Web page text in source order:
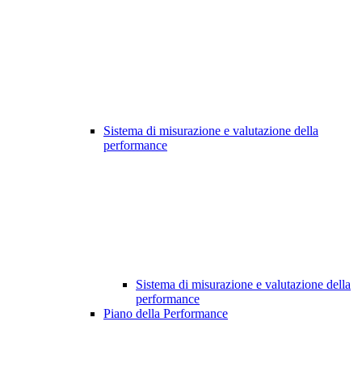
Sistema di misurazione e valutazione della
performance
Sistema di misurazione e valutazione della
performance
Piano della Performance